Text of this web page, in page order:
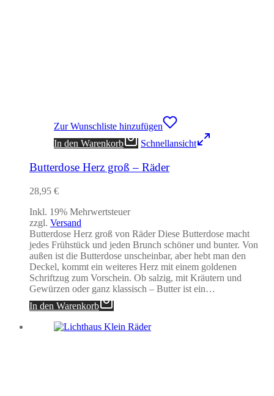
Zur Wunschliste hinzufügen
In den Warenkorb
Schnellansicht
Butterdose Herz groß – Räder
28,95 €
Inkl. 19% Mehrwertsteuer
zzgl. Versand
Butterdose Herz groß von Räder Diese Butterdose macht
jedes Frühstück und jeden Brunch schöner und bunter. Von
außen ist die Butterdose unscheinbar, aber hebt man den
Deckel, kommt ein weiteres Herz mit einem goldenen
Schriftzug zum Vorschein. Ob salzig, mit Kräutern und
Gewürzen oder ganz klassisch – Butter ist ein…
In den Warenkorb